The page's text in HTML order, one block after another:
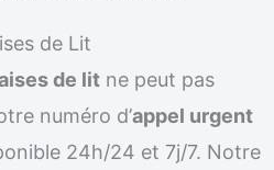
de Lit
de lit ne peut pas
numéro d’appel urgent
24h/24 et 7j/7. Notre